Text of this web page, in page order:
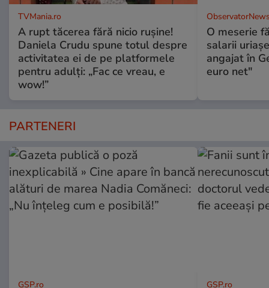
TVMania.ro
A rupt tăcerea fără nicio rușine!
Daniela Crudu spune totul despre
activitatea ei de pe platformele
pentru adulți: „Fac ce vreau, e
wow!”
O meserie
salarii
angajat în
euro net"
PARTENERI
GSP.ro GSP.ro